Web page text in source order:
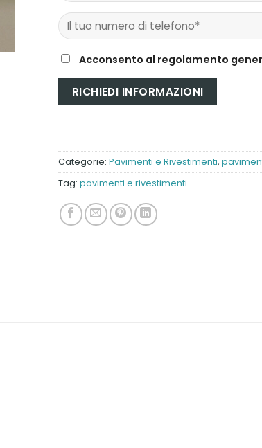
Acconsento al regolamento
Categorie:Pavimenti e Rivestimenti,
Tag:pavimenti e rivestimenti